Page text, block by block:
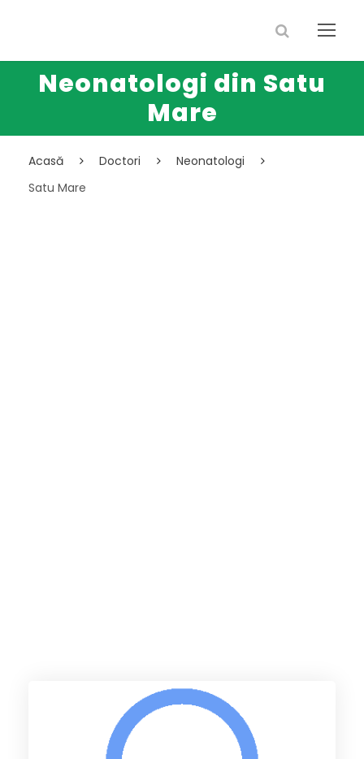
Neonatologi din Satu
Mare
Acasă Doctori
Neonatologi
Satu Mare